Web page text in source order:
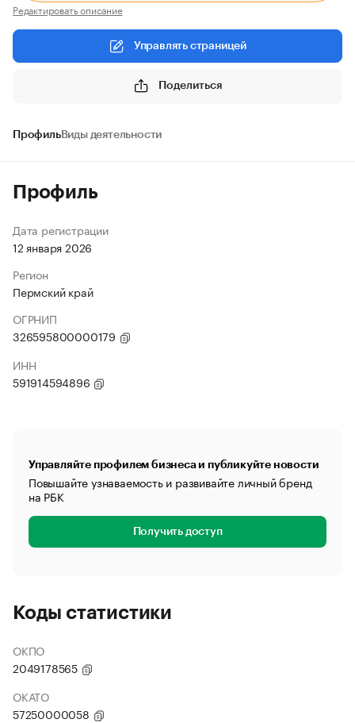
Редактировать описание
Управлять страницей
Поделиться
ПрофильВиды деятельности
Профиль
Дата регистрации
12 января 2026
Регион
Пермский край
ОГРНИП
326595800000179
ИНН
591914594896
Управляйте профилем бизнеса и публикуйте новости
Повышайте узнаваемость и развивайте личный бренд
на РБК
Получить доступ
Коды статистики
ОКПО
2049178565
ОКАТО
57250000058